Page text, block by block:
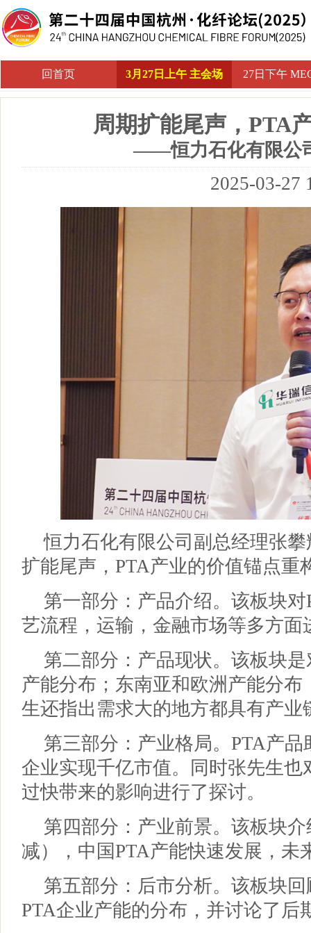
回首页 3月27日上午 主会场 27日下午
周期扩能尾声，PTA
——恒力石化有限公
2025-03-27
恒力石化有限公司副总经理张
扩能尾声，PTA产业的价值锚点重
第一部分：产品介绍。该板块
艺流程，运输，金融市场等多方面
第二部分：产品现状。该板块
产能分布；东南亚和欧洲产能分
生还指出需求大的地方都具有产业
第三部分：产业格局。PTA产
企业实现千亿市值。同时张先生
过快带来的影响进行了探讨。
第四部分：产业前景。该板块
减），中国PTA产能快速发展，未
第五部分：后市分析。该板块
PTA企业产能的分布，并讨论了后